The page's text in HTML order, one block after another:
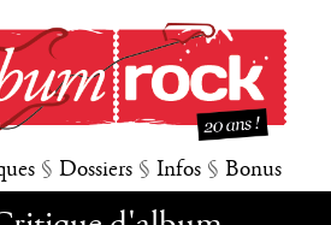
§ Dossiers § Infos § Bonus